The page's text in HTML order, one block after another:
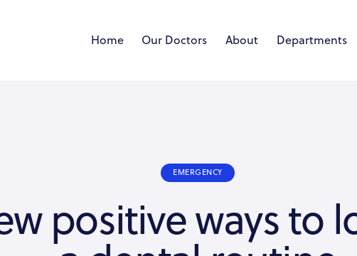
Home Our Doctors About Departments
EMERGENCY
positive ways to